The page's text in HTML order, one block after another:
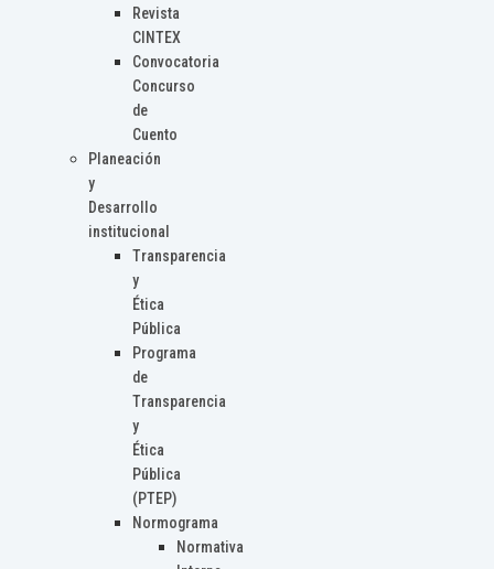
Revista
CINTEX
Convocatoria
Concurso
de
Cuento
Planeación
y
Desarrollo
institucional
Transparencia
y
Ética
Pública
Programa
de
Transparencia
y
Ética
Pública
(PTEP)
Normograma
Normativa